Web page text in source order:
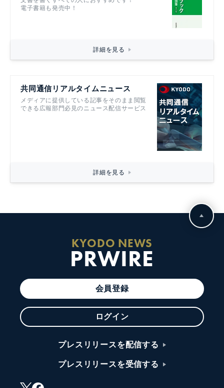
電子書籍も発売中！
詳細を見る
共同通信リアルタイムニュース
メディアに提供している記事をそのまま閲覧
できる広報部門必見のニュース配信サービス
詳細を見る
KYODO NEWS
PRWIRE
会員登録
ログイン
プレスリリースを配信する
プレスリリースを受信する